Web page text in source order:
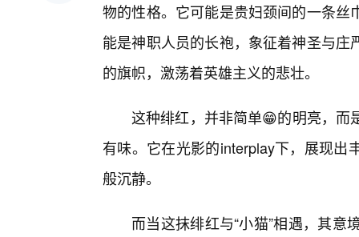
物的性格。它可能是贵妇颈间的一条
能是神职人员的长袍，象征着神圣与
的旗帜，激荡着英雄主义的悲壮。
这种绯红，并非简单😁的明亮，而
有味。它在光影的interplay下，展现出
般沉静。
而当这抹绯红与“小猫”相遇，其